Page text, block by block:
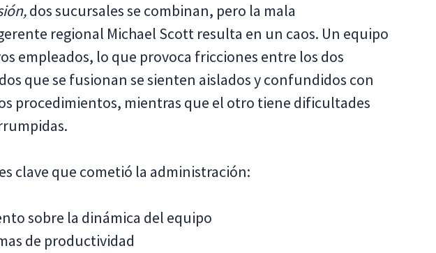
dos sucursales se combinan, pero la mala
regional Michael Scott resulta en un caos. Un equipo
empleados, lo que provoca fricciones entre los dos
que se fusionan se sienten aislados y confundidos con
procedimientos, mientras que el otro tiene dificultades
clave que cometió la administración:
sobre la dinámica del equipo
de productividad